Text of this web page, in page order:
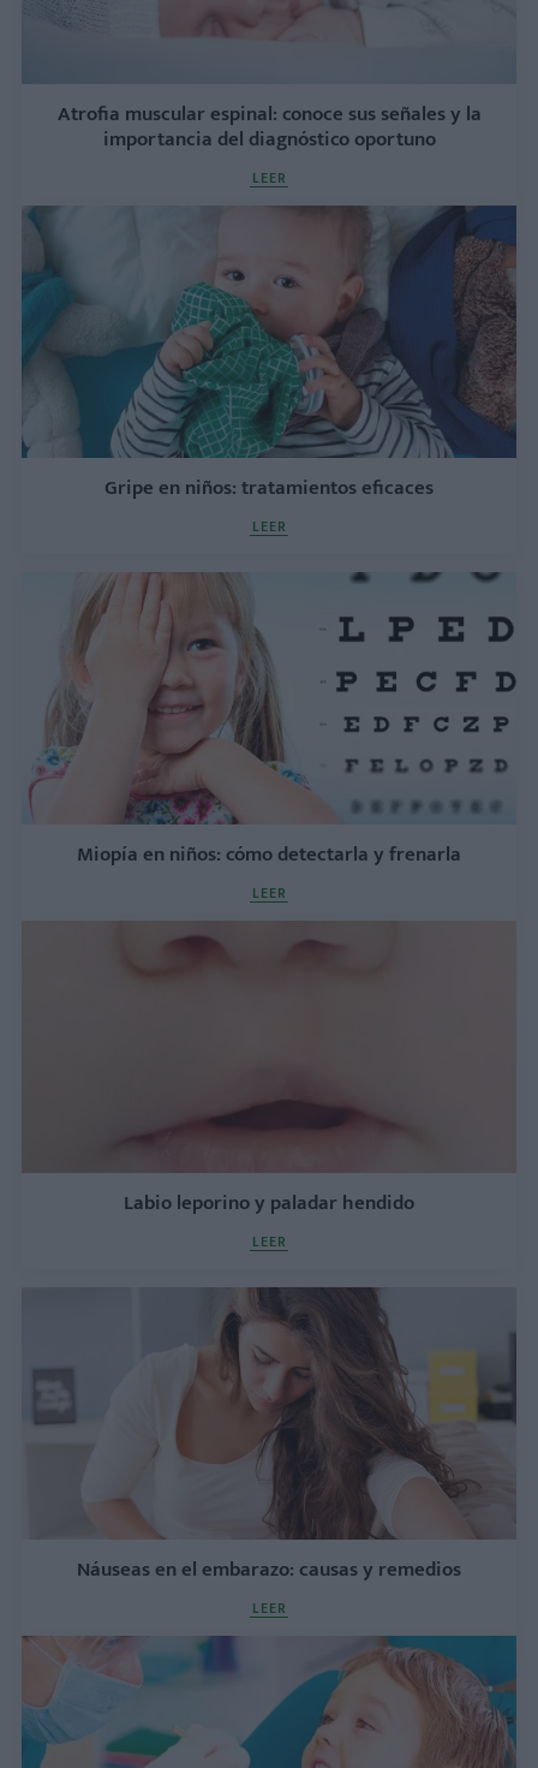
Atrofia muscular espinal: conoce sus señales y la
importancia del diagnóstico oportuno
LEER
Gripe en niños: tratamientos eficaces
LEER
Miopía en niños: cómo detectarla y frenarla
LEER
Labio leporino y paladar hendido
LEER
Náuseas en el embarazo: causas y remedios
LEER